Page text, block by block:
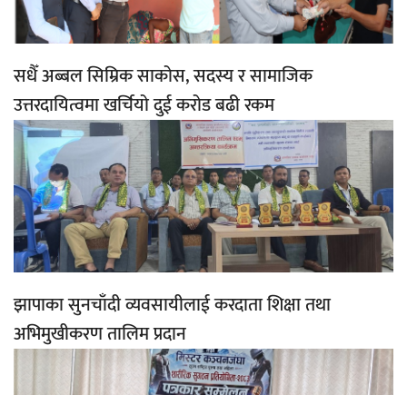
सधैँ अब्बल सिम्रिक साकोस, सदस्य र सामाजिक
उत्तरदायित्वमा खर्चियो दुई करोड बढी रकम
झापाका सुनचाँदी व्यवसायीलाई करदाता शिक्षा तथा
अभिमुखीकरण तालिम प्रदान